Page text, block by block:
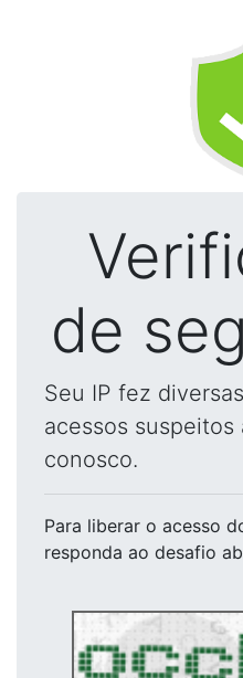
de
Seu IP fez
acessos
conosco.
Para liberar o acesso
responda ao desafio